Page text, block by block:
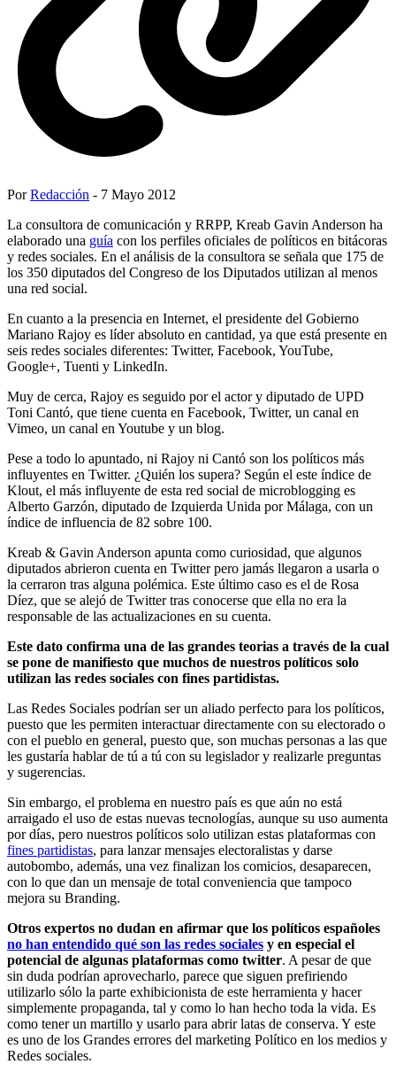
PorRedacción - 7 Mayo 2012
La consultora de comunicación y RRPP, Kreab Gavin Anderson ha
elaborado una guía con los perfiles oficiales de políticos en bitácoras
y redes sociales. En el análisis de la consultora se señala que 175 de
los 350 diputados del Congreso de los Diputados utilizan al menos
una red social.
En cuanto a la presencia en Internet, el presidente del Gobierno
Mariano Rajoy es líder absoluto en cantidad, ya que está presente en
seis redes sociales diferentes: Twitter, Facebook, YouTube,
Google+, Tuenti y LinkedIn.
Muy de cerca, Rajoy es seguido por el actor y diputado de UPD
Toni Cantó, que tiene cuenta en Facebook, Twitter, un canal en
Vimeo, un canal en Youtube y un blog.
Pese a todo lo apuntado, ni Rajoy ni Cantó son los políticos más
influyentes en Twitter. ¿Quién los supera? Según el este índice de
Klout, el más influyente de esta red social de microblogging es
Alberto Garzón, diputado de Izquierda Unida por Málaga, con un
índice de influencia de 82 sobre 100.
Kreab & Gavin Anderson apunta como curiosidad, que algunos
diputados abrieron cuenta en Twitter pero jamás llegaron a usarla o
la cerraron tras alguna polémica. Este último caso es el de Rosa
Díez, que se alejó de Twitter tras conocerse que ella no era la
responsable de las actualizaciones en su cuenta.
Este dato confirma una de las grandes teorias a través de la cual
se pone de manifiesto que muchos de nuestros políticos solo
utilizan las redes sociales con fines partidistas.
Las Redes Sociales podrían ser un aliado perfecto para los políticos,
puesto que les permiten interactuar directamente con su electorado o
con el pueblo en general, puesto que, son muchas personas a las que
les gustaría hablar de tú a tú con su legislador y realizarle preguntas
y sugerencias.
Sin embargo, el problema en nuestro país es que aún no está
arraigado el uso de estas nuevas tecnologías, aunque su uso aumenta
por días, pero nuestros políticos solo utilizan estas plataformas con
fines partidistas, para lanzar mensajes electoralistas y darse
autobombo, además, una vez finalizan los comicios, desaparecen,
con lo que dan un mensaje de total conveniencia que tampoco
mejora su Branding.
Otros expertos no dudan en afirmar que los políticos españoles
no han entendido qué son las redes sociales y en especial el
potencial de algunas plataformas como twitter. A pesar de que
sin duda podrían aprovecharlo, parece que siguen prefiriendo
utilizarlo sólo la parte exhibicionista de este herramienta y hacer
simplemente propaganda, tal y como lo han hecho toda la vida. Es
como tener un martillo y usarlo para abrir latas de conserva. Y este
es uno de los Grandes errores del marketing Político en los medios y
Redes sociales.